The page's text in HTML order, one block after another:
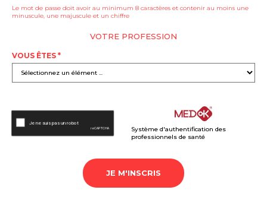
Le mot de passe doit avoir au minimum 8 caractères et contenir au moins une
minuscule, une majuscule et un chiffre
VOTRE PROFESSION
VOUS ÊTES *
Système d'authentification des
professionnels de santé
JE M'INSCRIS